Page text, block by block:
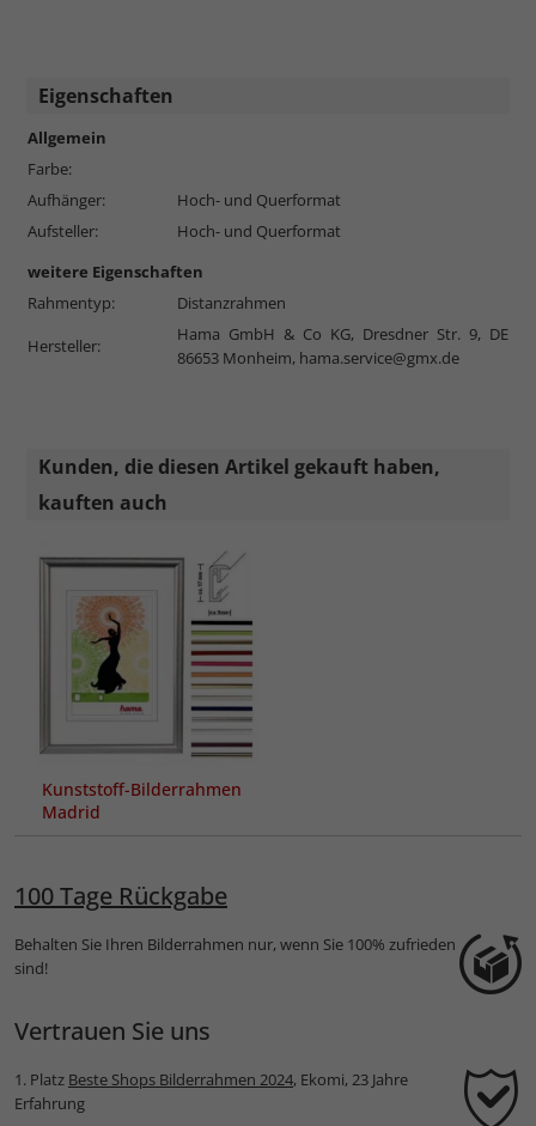
Eigenschaften
Allgemein
Farbe:
Aufhänger:
Hoch- und Querformat
Aufsteller:
Hoch- und Querformat
weitere Eigenschaften
Rahmentyp:
Distanzrahmen
Hersteller:
Hama GmbH & Co KG, Dresdner Str. 9, DE
86653 Monheim, hama.service@gmx.de
Kunden, die diesen Artikel gekauft haben,
kauften auch
Kunststoff-Bilderrahmen
Madrid
100 Tage Rückgabe
Behalten Sie Ihren Bilderrahmen nur, wenn Sie 100% zufrieden
sind!
Vertrauen Sie uns
1. Platz Beste Shops Bilderrahmen 2024, Ekomi, 23 Jahre
Erfahrung